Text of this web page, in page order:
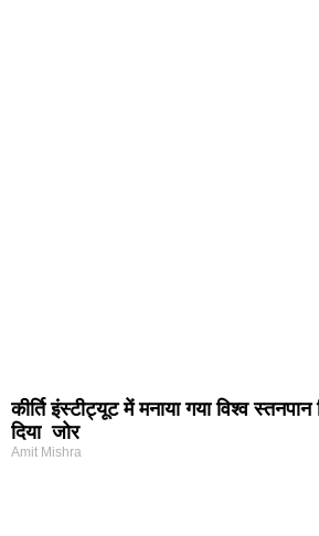
कीर्ति इंस्टीट्यूट में मनाया गया विश्व
दिया जोर
Amit Mishra